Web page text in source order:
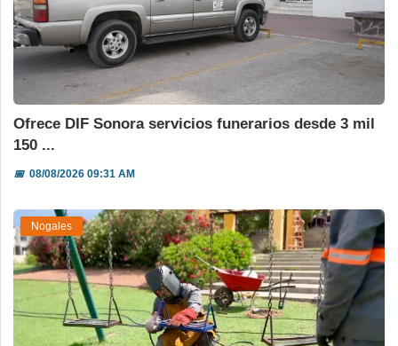
Ofrece DIF Sonora servicios funerarios desde 3 mil
150 ...
📅08/08/2026 09:31 AM
Nogales